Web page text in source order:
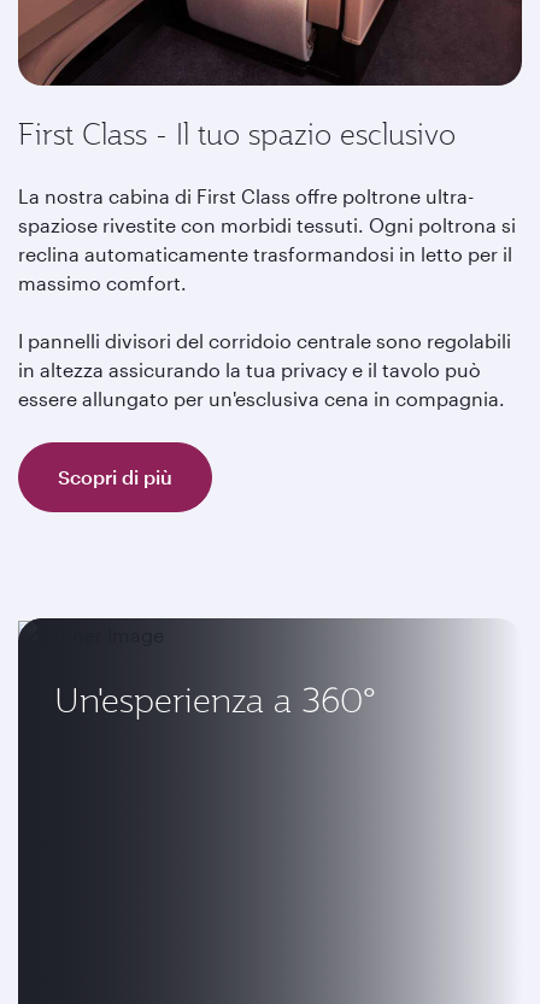
First Class - Il tuo spazio esclusivo
La nostra cabina di First Class offre poltrone ultra-
spaziose rivestite con morbidi tessuti. Ogni poltrona si
reclina automaticamente trasformandosi in letto per il
massimo comfort.
I pannelli divisori del corridoio centrale sono regolabili
in altezza assicurando la tua privacy e il tavolo può
essere allungato per un'esclusiva cena in compagnia.
Scopri di più
Un'esperienza a 360°